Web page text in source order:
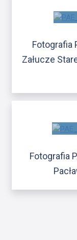
Fotografia
Załucze
Fotografia